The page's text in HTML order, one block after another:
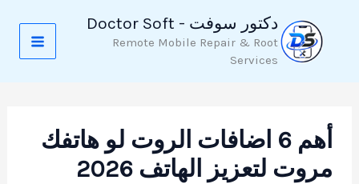
المحتوى
دكتور سوفت - Doctor Soft
Remote Mobile Repair & Root
Services
أهم 6 اضافات الروت لو هاتفك
مروت لتعزيز الهاتف 2026